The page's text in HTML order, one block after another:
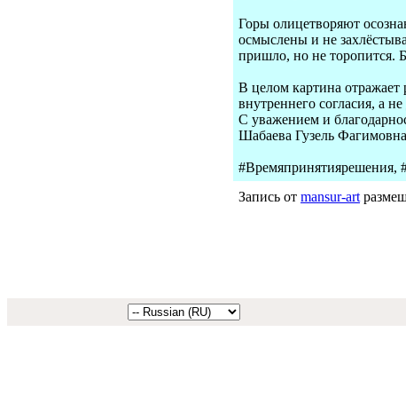
Горы олицетворяют
осмыслены и не
пришло, но не торопится.
В целом картина отражает
внутреннего согласия, а
С уважением и
Шабаева Гузель Фагимовна
#Времяпринятиярешения,
Запись от mansur-art